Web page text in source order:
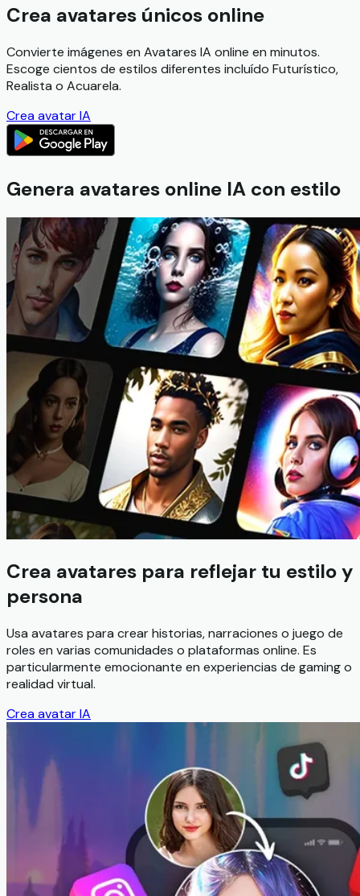
Crea avatares únicos online
Convierte imágenes en Avatares IA online en minutos.
Escoge cientos de estilos diferentes incluído Futurístico,
Realista o Acuarela.
Crea avatar IA
Genera avatares online IA con estilo
Crea avatares para reflejar tu estilo y
persona
Usa avatares para crear historias, narraciones o juego de
roles en varias comunidades o plataformas online. Es
particularmente emocionante en experiencias de gaming o
realidad virtual.
Crea avatar IA